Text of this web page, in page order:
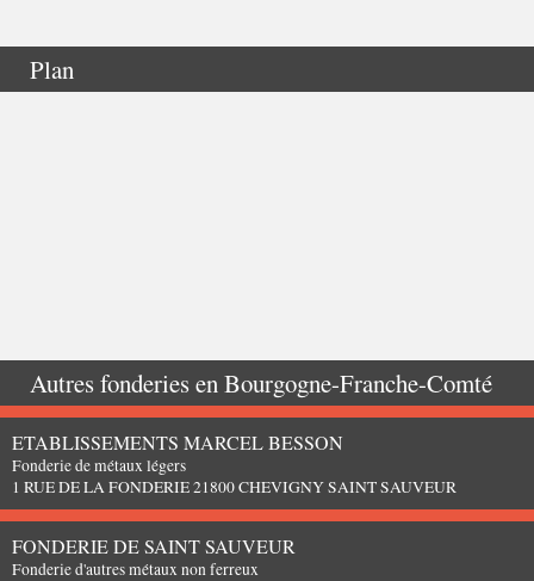
Plan
Autres fonderies enBourgogne-Franche-Comté
ETABLISSEMENTS MARCEL BESSON
Fonderie de métaux légers
1 RUE DE LA FONDERIE 21800 CHEVIGNY SAINT SAUVEUR
FONDERIE DE SAINT SAUVEUR
Fonderie d'autres métaux non ferreux